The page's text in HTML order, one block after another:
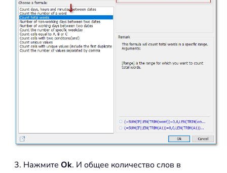
3. Нажмите Ok. И общее количество слов в